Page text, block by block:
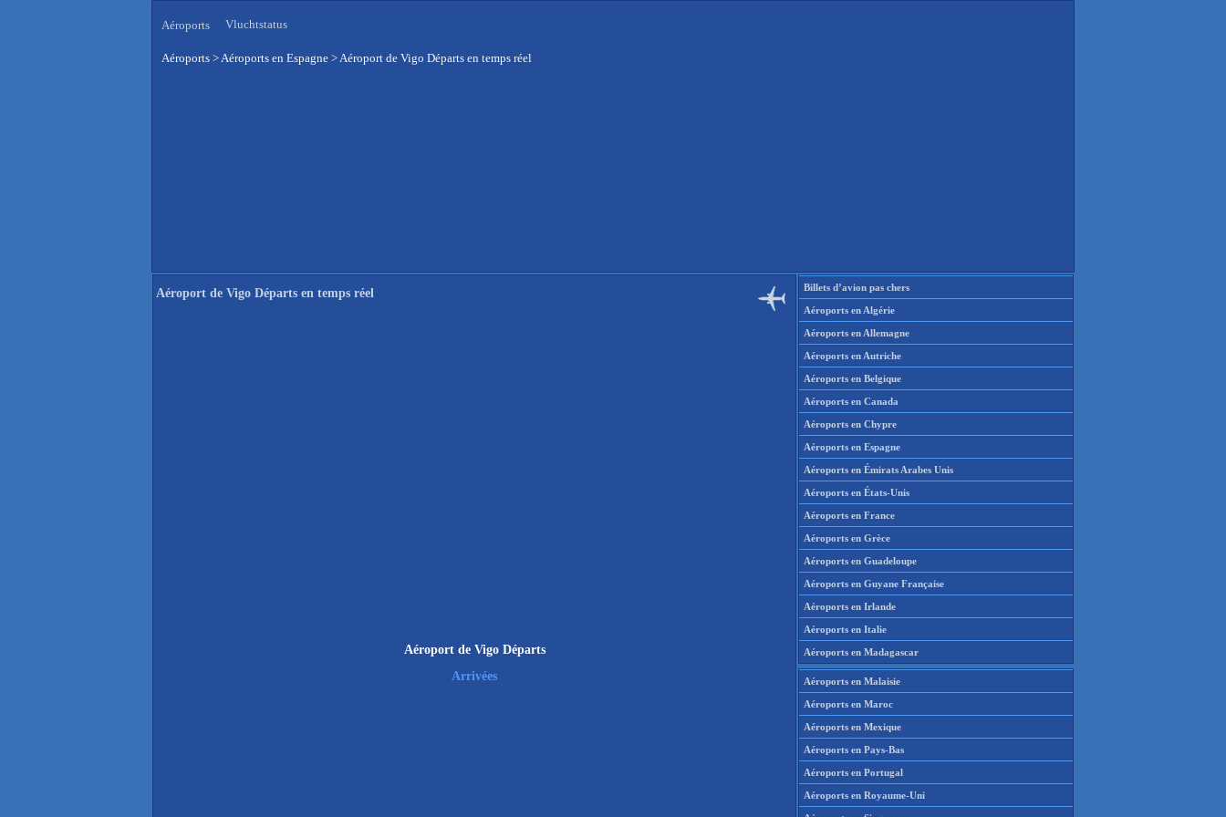
Aéroports Vluchtstatus
Aéroports >Aéroports en Espagne >Aéroport de Vigo Départs en temps réel
Aéroport de Vigo Départs en temps réel
Aéroport de Vigo Départs
Arrivées
Billets d’avion pas chers
Aéroports en Algérie
Aéroports en Allemagne
Aéroports en Autriche
Aéroports en Belgique
Aéroports en Canada
Aéroports en Chypre
Aéroports en Espagne
Aéroports en Émirats Arabes Unis
Aéroports en États-Unis
Aéroports en France
Aéroports en Grèce
Aéroports en Guadeloupe
Aéroports en Guyane Française
Aéroports en Irlande
Aéroports en Italie
Aéroports en Madagascar
Aéroports en Malaisie
Aéroports en Maroc
Aéroports en Mexique
Aéroports en Pays-Bas
Aéroports en Portugal
Aéroports en Royaume-Uni